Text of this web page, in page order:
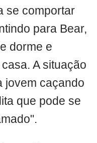
se comportar
para Bear,
dorme e
A situação
jovem caçando
que pode se